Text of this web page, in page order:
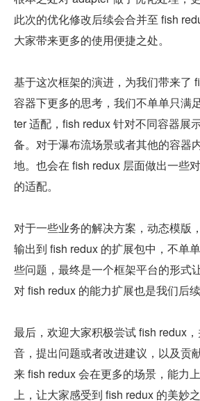
此次的优化修改后续会合并至 fish
大家带来更多的使用便捷之处。
基于这次框架的演进，为我们带来了
容器下更多的思考，我们不单单只满
ter 适配，fish redux 针对不同容器展
备。对于瀑布流场景或者其他的容器
地。也会在 fish redux 层面做出一些
的适配。
对于一些业务的解决方案，动态模版
输出到 fish redux 的扩展包中，不单
些问题，最终是一个框架平台的形式
对 fish redux 的能力扩展也是我们后
最后，欢迎大家积极尝试 fish redux
音，提出问题或者改进建议，以及贡
来 fish redux 会在更多的场景，能力
上，让大家感受到 fish redux 的美妙之